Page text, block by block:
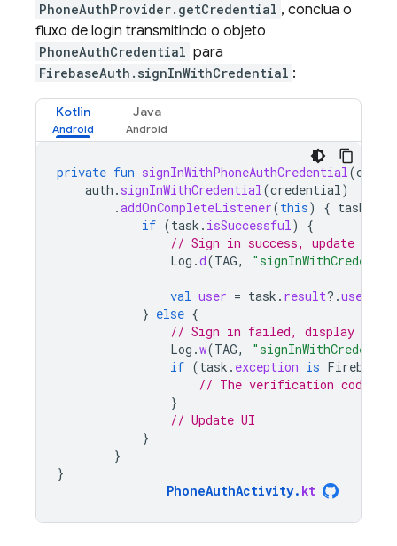
PhoneAuthProvider.getCredential , conclua o
fluxo de login transmitindo o objeto
PhoneAuthCredential para
FirebaseAuth.signInWithCredential :
Kotlin Java
private fun signInWithPhoneAuthCredential(
auth . signInWithCredential(credential)
.addOnCompleteListener(this) { task
if (task . isSuccessful)
{
// Sign in success, update UI
Log .d(TAG,
val user = task . result?.user
} else {
// Sign in failed, display a
Log .w(TAG,
if (task . exception is
// The verification code
}
// Update UI
}
}
}
PhoneAuthActivity. kt